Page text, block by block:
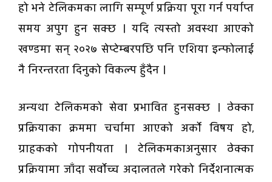
हो भने टेलिकमका लागि सम्पूर्ण प्रक्रिया पूरा गर्न पर्याप्त
समय अपुग हुन सक्छ । यदि त्यस्तो अवस्था आएको
खण्डमा सन् २०२७ सेप्टेम्बरपछि पनि एशिया इन्फोलाई
नै निरन्तरता दिनुको विकल्प हुँदैन ।
अन्यथा टेलिकमको सेवा प्रभावित हुनसक्छ । ठेक्का
प्रक्रियाका क्रममा चर्चामा आएको अर्को विषय हो,
ग्राहकको गोपनीयता । टेलिकमकाअनुसार ठेक्का
प्रक्रियामा जाँदा सर्वोच्च अदालतले गरेको निर्देशनात्मक